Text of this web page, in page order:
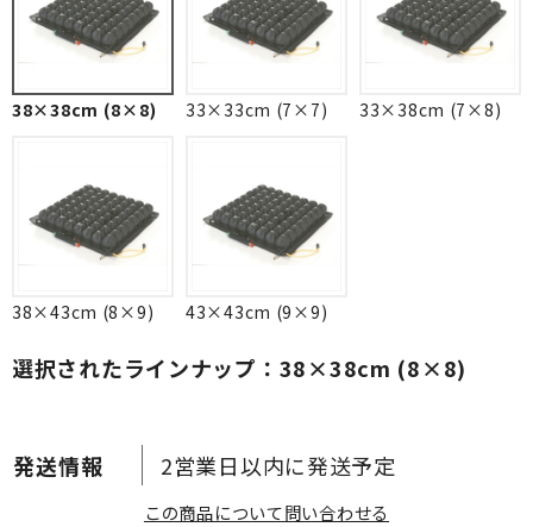
2営業日以内に発送予定
38×38cm (8×8) 33×33cm (7×7) 33×38cm (7×8)
38×43cm (8×9) 43×43cm (9×9)
選択されたラインナップ：38×38cm (8×8)
この商品について問い合わせる